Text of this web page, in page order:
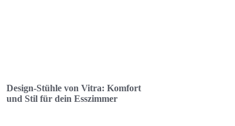
Design-Stühle von Vitra: Komfort
und Stil für dein Esszimmer